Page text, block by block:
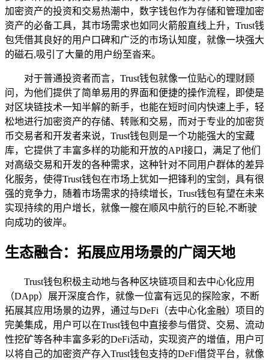
加密资产的投资和交易热潮中，数字钱包作为存储和管理加密
资产的必备工具，其市场需求也如同火箭般直线上升，Trust钱
包凭借其良好的用户口碑和广泛的市场认知度，就像一块强大
的磁石,吸引了大量的用户纷至沓来。
对于普通投资者而言，Trust钱包就像一位贴心的理财顾
问，为他们提供了简单易用的界面和便捷的操作流程，即使是
对区块链技术一知半解的新手，也能在短时间内快速上手，轻
松地进行加密资产的存储、转账和交易，而对于专业的加密货
币交易者和开发者来说，Trust钱包则是一个功能强大的宝藏
库，它提供了丰富多样的功能和开放的API接口，满足了他们
对高级交易和开发的各种需求，这种针对不同用户群体的差异
化服务，使得Trust钱包在市场上犹如一把锋利的宝剑，具有很
强的竞争力，随着市场需求的持续增长，Trust钱包有望在未来
实现持续的用户增长，就像一艘在顺风中航行的巨轮,不断驶
向成功的彼岸。
生态融合：拓展应用场景的广阔天地
Trust钱包积极主动地与各种区块链项目和去中心化应用
（DApp）展开深度合作，就像一位富有远见的探险家，不断
拓展其应用场景的边界，通过与DeFi（去中心化金融）项目的
完美集成，用户可以在Trust钱包中直接参与借贷、交易、流动
性挖矿等各种丰富多彩的DeFi活动，实现资产的增值，用户可
以将自己的加密资产存入Trust钱包支持的DeFi借贷平台，就像